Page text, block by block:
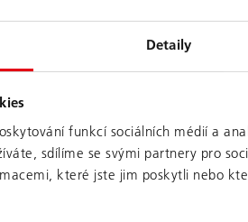
Detaily
funkcí sociálních médií a
sdílíme se svými partnery pro
které jste jim poskytli nebo